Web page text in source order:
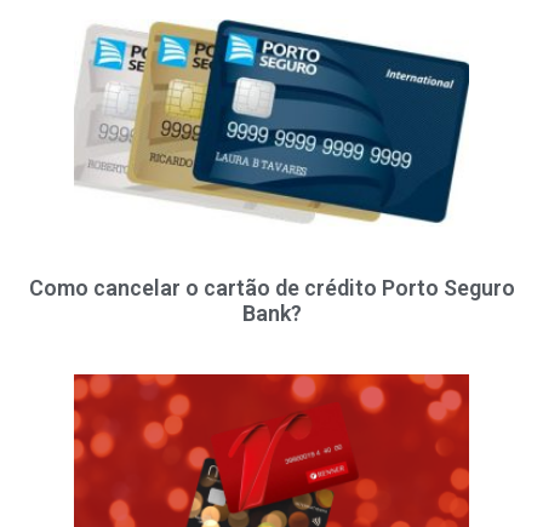
Como cancelar o cartão de crédito Porto Seguro
Bank?